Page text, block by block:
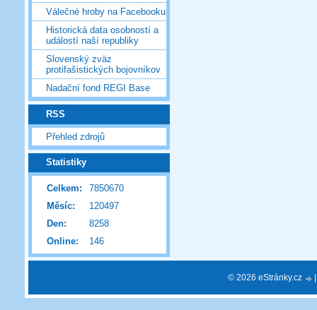
Válečné hroby na Facebooku
Historická data osobností a
událostí naší republiky
Slovenský zväz
protifašistických bojovníkov
Nadační fond REGI Base
RSS
Přehled zdrojů
Statistiky
Online: 146
Celkem:
7850670
Měsíc:
120497
Den:
8258
© 2026 eStránky.cz